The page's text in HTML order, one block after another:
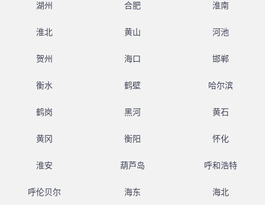
湖州 合肥 淮南
淮北 黄山 河池
贺州 海口 邯郸
衡水 鹤壁 哈尔滨
鹤岗 黑河 黄石
黄冈 衡阳 怀化
淮安 葫芦岛 呼和浩特
呼伦贝尔 海东 海北